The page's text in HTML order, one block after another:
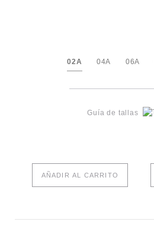
02A 04A 06A
Guía de tallas
AÑADIR AL CARRITO